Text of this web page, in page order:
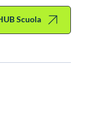
Scuola